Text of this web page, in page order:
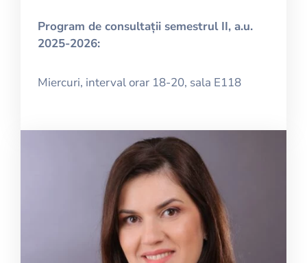
Program de consultații semestrul II, a.u.
2025-2026:
Miercuri, interval orar 18-20, sala E118